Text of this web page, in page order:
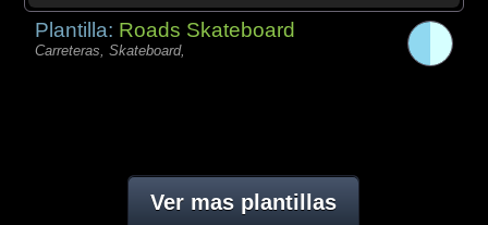
Plantilla: Roads Skateboard
Carreteras, Skateboard,
Ver mas plantillas